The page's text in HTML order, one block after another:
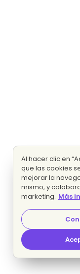
Al hacer clic en
que las cookies
mejorar la
mismo, y
marketing. Más